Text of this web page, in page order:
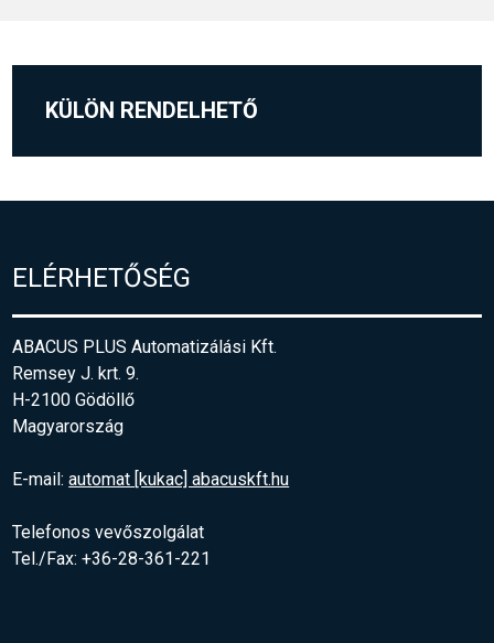
KÜLÖN RENDELHETŐ
ELÉRHETŐSÉG
ABACUS PLUS Automatizálási Kft.
Remsey J. krt. 9.
H-2100 Gödöllő
Magyarország
E-mail:automat [kukac] abacuskft.hu
Telefonos vevőszolgálat
Tel./Fax: +36-28-361-221